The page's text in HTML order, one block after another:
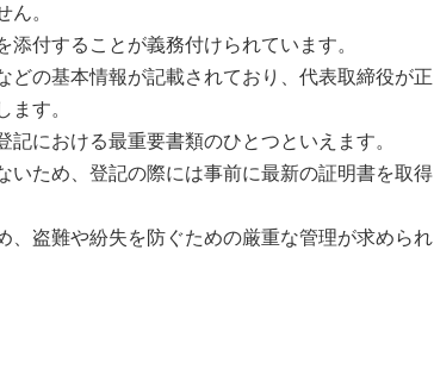
。
付することが義務付けられています。
の基本情報が記載されており、代表取締役が正
す。
における最重要書類のひとつといえます。
いため、登記の際には事前に最新の証明書を取得
、盗難や紛失を防ぐための厳重な管理が求められ